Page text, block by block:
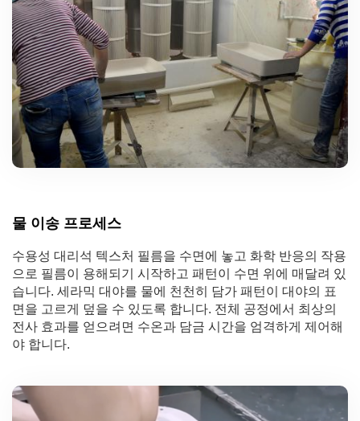
물 이송 프로세스
수용성 대리석 텍스처 필름을 수면에 놓고 화학 반응의 작용
으로 필름이 용해되기 시작하고 패턴이 수면 위에 매달려 있
습니다. 세라믹 대야를 물에 천천히 담가 패턴이 대야의 표
면을 고르게 덮을 수 있도록 합니다. 전체 공정에서 최상의
전사 효과를 얻으려면 수온과 담금 시간을 엄격하게 제어해
야 합니다.